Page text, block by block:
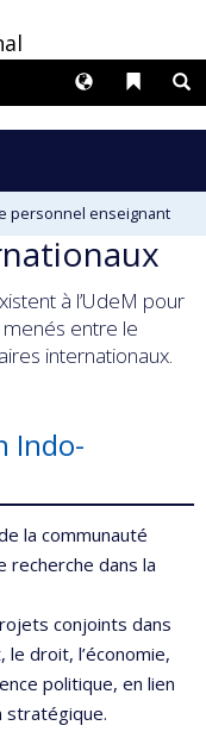
Liens
Langues
personnel enseignant
à l’UdeM pour
entre le
internationaux.
Indo-
la communauté
recherche dans la
conjoints dans
le droit, l’économie,
politique, en lien
stratégique.